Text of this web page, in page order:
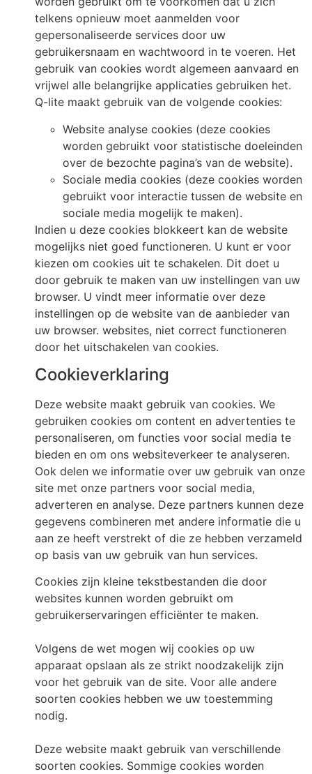
telkens opnieuw moet aanmelden voor
gepersonaliseerde services door uw
gebruikersnaam en wachtwoord in te voeren. Het
gebruik van cookies wordt algemeen aanvaard en
vrijwel alle belangrijke applicaties gebruiken het.
Q-lite maakt gebruik van de volgende cookies:
Website analyse cookies (deze cookies
worden gebruikt voor statistische doeleinden
over de bezochte pagina’s van de website).
Sociale media cookies (deze cookies worden
gebruikt voor interactie tussen de website en
sociale media mogelijk te maken).
Indien u deze cookies blokkeert kan de website
mogelijks niet goed functioneren. U kunt er voor
kiezen om cookies uit te schakelen. Dit doet u
door gebruik te maken van uw instellingen van uw
browser. U vindt meer informatie over deze
instellingen op de website van de aanbieder van
uw browser. websites, niet correct functioneren
door het uitschakelen van cookies.
Cookieverklaring
Deze website maakt gebruik van cookies. We
gebruiken cookies om content en advertenties te
personaliseren, om functies voor social media te
bieden en om ons websiteverkeer te analyseren.
Ook delen we informatie over uw gebruik van onze
site met onze partners voor social media,
adverteren en analyse. Deze partners kunnen deze
gegevens combineren met andere informatie die u
aan ze heeft verstrekt of die ze hebben verzameld
op basis van uw gebruik van hun services.
Cookies zijn kleine tekstbestanden die door
websites kunnen worden gebruikt om
gebruikerservaringen efficiënter te maken.
Volgens de wet mogen wij cookies op uw
apparaat opslaan als ze strikt noodzakelijk zijn
voor het gebruik van de site. Voor alle andere
soorten cookies hebben we uw toestemming
nodig.
Deze website maakt gebruik van verschillende
soorten cookies. Sommige cookies worden